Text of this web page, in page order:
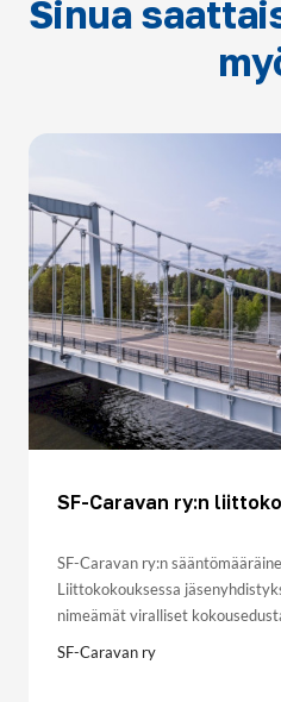
Sinua
SF-Caravan ry:n
SF-Caravan ry:n
Liittokokouksessa
nimeämät viralliset
SF-Caravan ry